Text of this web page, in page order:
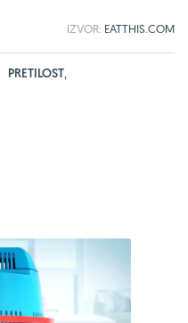
IZVOR: EATTHIS.COM
PRETILOST,